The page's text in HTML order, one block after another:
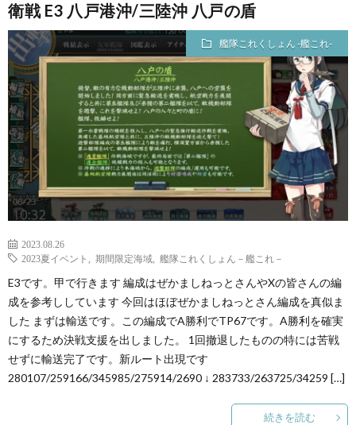
衛戦 E3 八戸港沖/三陸沖 八戸の盾
艦隊これくしょん -艦これ-
2023.08.26
2023夏イベント
期間限定海域 艦隊これくしょん－艦これ－
E3です。甲で行きます 編成はぜかましねっとさんやXの皆さんの編
成を参考ししています 今回はほぼぜかましねっとさん編成を真似ま
した まずは輸送です。この編成でA勝利でTP67です。A勝利を確実
にするため決戦支援を出しました。 1回撤退したものの特には苦戦
せずに輸送完了です。新ルート出現です
280107/259166/345985/275914/2690 ↓ 283733/263725/34259 […]
続きを読む